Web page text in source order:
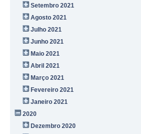
Setembro 2021
Agosto 2021
Julho 2021
Junho 2021
Maio 2021
Abril 2021
Março 2021
Fevereiro 2021
Janeiro 2021
2020
Dezembro 2020